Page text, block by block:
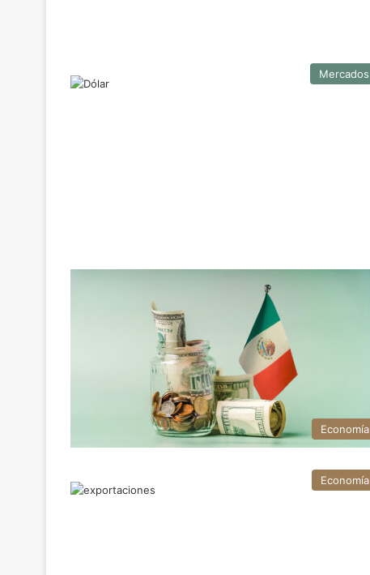
Mercados
Economía
Economía